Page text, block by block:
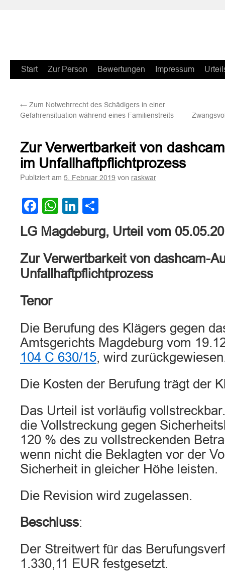
Zum
springen
Start Zur Person Bewertungen Impressum
← Zum Notwehrrecht des Schädigers in einer
Gefahrensituation während eines Familienstreits
Zur Verwertbarkeit von
im Unfallhaftpflichtprozess
Publiziert am 5. Februar 2019 von raskwar
Facebook
WhatsApp
LinkedIn
LG Magdeburg, Urteil vom
Zur Verwertbarkeit von dashcam-
Unfallhaftpflichtprozess
Tenor
Die Berufung des Klägers gegen
Amtsgerichts Magdeburg vom
104 C 630/15, wird
Die Kosten der Berufung trägt der
Das Urteil ist vorläufig
die Vollstreckung gegen
120 % des zu vollstreckenden
wenn nicht die Beklagten vor der
Sicherheit in gleicher Höhe leisten.
Die Revision wird zugelassen.
Beschluss:
Der Streitwert für das
1.330,11 EUR festgesetzt.